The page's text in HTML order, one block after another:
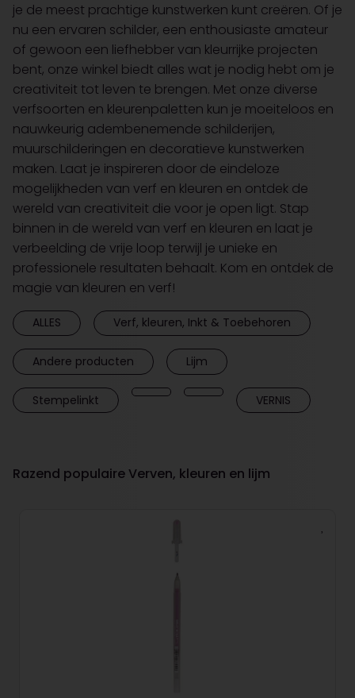
je de meest prachtige kunstwerken kunt creëren. Of je
nu een ervaren schilder, een enthousiaste amateur
of gewoon een liefhebber van kleurrijke projecten
bent, onze winkel biedt alles wat je nodig hebt om je
creativiteit tot leven te brengen. Met onze diverse
verfsoorten en kleurenpaletten kun je moeiteloos en
nauwkeurig adembenemende schilderijen,
muurschilderingen en decoratieve kunstwerken
maken. Laat je inspireren door de eindeloze
mogelijkheden van verf en kleuren en ontdek de
wereld van creativiteit die voor je open ligt. Stap
binnen in de wereld van verf en kleuren en laat je
verbeelding de vrije loop terwijl je unieke en
professionele resultaten behaalt. Kom en ontdek de
magie van kleuren en verf!
ALLES Verf, kleuren, Inkt & Toebehoren
Andere producten Lijm
Stempelinkt VERNIS
Razend populaire Verven, kleuren en lijm